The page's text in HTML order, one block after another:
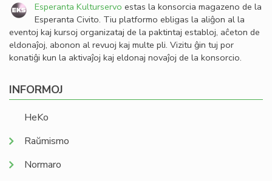
Esperanta Kulturservo estas la konsorcia magazeno de la
Esperanta Civito. Tiu platformo ebligas la aliĝon al la
eventoj kaj kursoj organizataj de la paktintaj establoj, aĉeton de
eldonaĵoj, abonon al revuoj kaj multe pli. Vizitu ĝin tuj por
konatiĝi kun la aktivaĵoj kaj eldonaj novaĵoj de la konsorcio.
INFORMOJ
HeKo
Raŭmismo
Normaro